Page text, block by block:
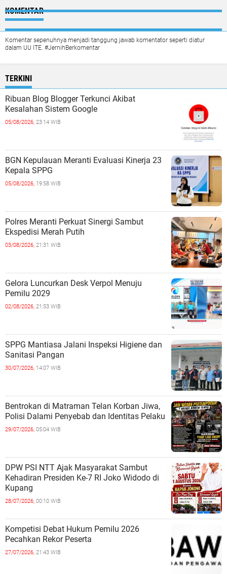
KOMENTAR
Komentar sepenuhnya menjadi tanggung jawab komentator seperti diatur
dalam UU ITE. #JernihBerkomentar
TERKINI
Ribuan Blog Blogger Terkunci Akibat
Kesalahan Sistem Google
05/08/2026, 23:14 WIB
BGN Kepulauan Meranti Evaluasi Kinerja 23
Kepala SPPG
05/08/2026, 19:58 WIB
Polres Meranti Perkuat Sinergi Sambut
Ekspedisi Merah Putih
03/08/2026, 21:31 WIB
Gelora Luncurkan Desk Verpol Menuju
Pemilu 2029
02/08/2026, 21:53 WIB
SPPG Mantiasa Jalani Inspeksi Higiene dan
Sanitasi Pangan
30/07/2026, 14:07 WIB
Bentrokan di Matraman Telan Korban Jiwa,
Polisi Dalami Penyebab dan Identitas Pelaku
29/07/2026, 05:04 WIB
DPW PSI NTT Ajak Masyarakat Sambut
Kehadiran Presiden Ke-7 RI Joko Widodo di
Kupang
28/07/2026, 00:10 WIB
Kompetisi Debat Hukum Pemilu 2026
Pecahkan Rekor Peserta
27/07/2026, 21:43 WIB